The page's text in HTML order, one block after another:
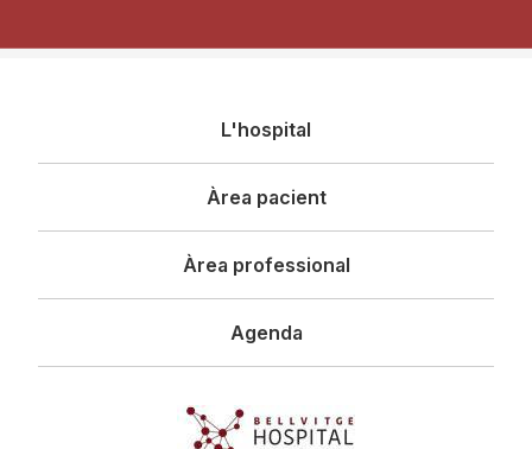
principal
L'hospital
Àrea pacient
Àrea professional
Agenda